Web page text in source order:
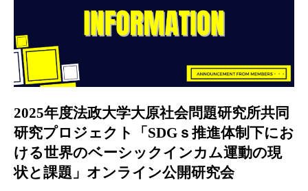
2025年度法政大学大原社会問題研究所共同
研究プロジェクト「SDGｓ推進体制下にお
ける世界のベーシックインカム運動の現
状と課題」オンライン公開研究会